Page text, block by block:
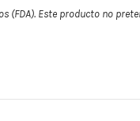
(FDA). Este producto no